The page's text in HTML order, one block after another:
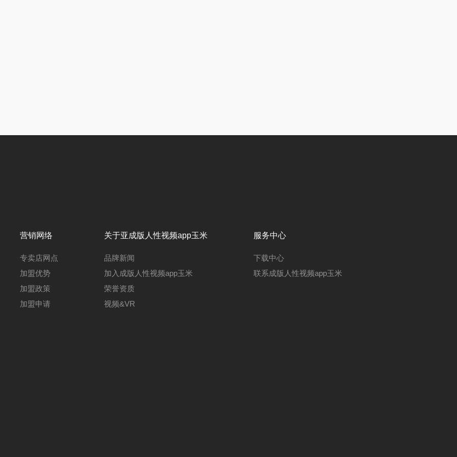
营销网络
专卖店网点
加盟优势
加盟政策
加盟申请
关于亚成版人性视频app玉米
品牌新闻
加入成版人性视频app玉米
荣誉资质
视频&VR
服务中心
下载中心
联系成版人性视频app玉米